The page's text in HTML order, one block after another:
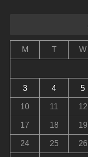
M T W
3 4 5
10 11 12
17 18 19
24 25 26